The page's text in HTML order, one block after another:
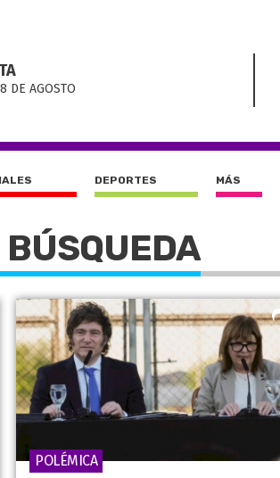
DE AGOSTO
DEPORTES MÁS
BÚSQUEDA
POLÉMICA